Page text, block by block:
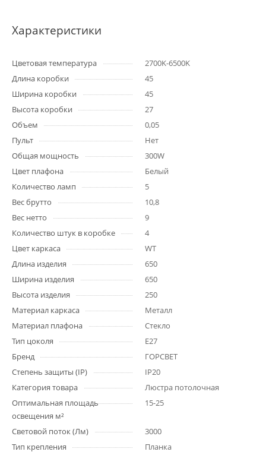
Характеристики
Цветовая температура
2700K-6500K
Длина коробки
45
Ширина коробки
45
Высота коробки
27
Объем
0,05
Пульт
Нет
Общая мощность
300W
Цвет плафона
Белый
Количество ламп
5
Вес брутто
10,8
Вес нетто
9
Количество штук в коробке
4
Цвет каркаса
WT
Длина изделия
650
Ширина изделия
650
Высота изделия
250
Материал каркаса
Металл
Материал плафона
Стекло
Тип цоколя
E27
Бренд
ГОРСВЕТ
Степень защиты (IP)
IP20
Категория товара
Люстра потолочная
Оптимальная площадь
освещения м²
15-25
Световой поток (Лм)
3000
Тип крепления
Планка